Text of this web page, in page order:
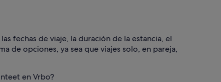
fechas de viaje, la duración de la estancia, el
de opciones, ya sea que viajes solo, en pareja,
en Vrbo?